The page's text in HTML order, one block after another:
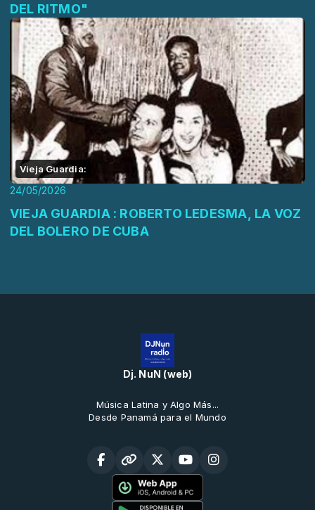
DEL RITMO"
Vieja Guardia:
24/05/2026
VIEJA GUARDIA : ROBERTO LEDESMA, LA VOZ
DEL BOLERO DE CUBA
Dj. NuN (web)
Música Latina y Algo Más...
Desde Panamá para el Mundo